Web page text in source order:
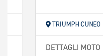
TRIUMPH CUNEO
DETTAGLI MOTO